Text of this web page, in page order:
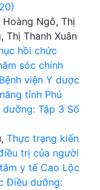
Ngô, Thị
Thị Thanh Xuân
hồi chức
sóc chính
viện Y dược
tỉnh Phú
Tập 3 Số
Thực trạng kiến
trị của người
y tế Cao Lộc
Điều dưỡng: